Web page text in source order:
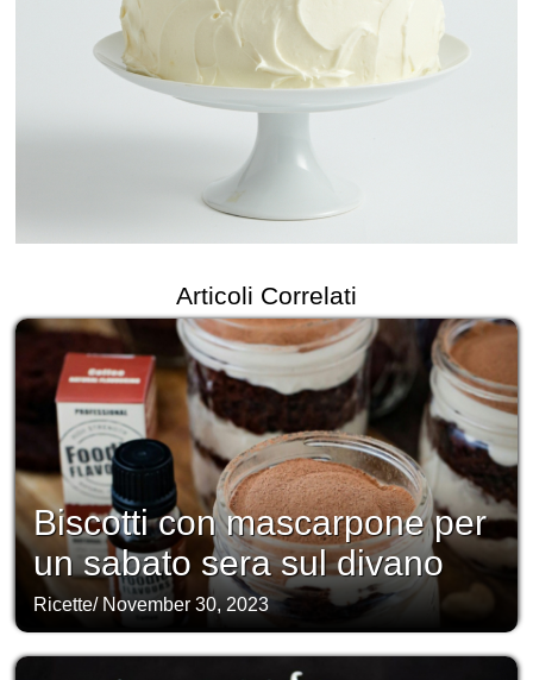
Articoli Correlati
Biscotti con mascarpone per
un sabato sera sul divano
Ricette/ November 30, 2023